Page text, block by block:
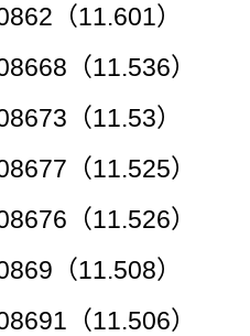
（11.601）
（11.536）
（11.53）
（11.525）
（11.526）
（11.508）
（11.506）